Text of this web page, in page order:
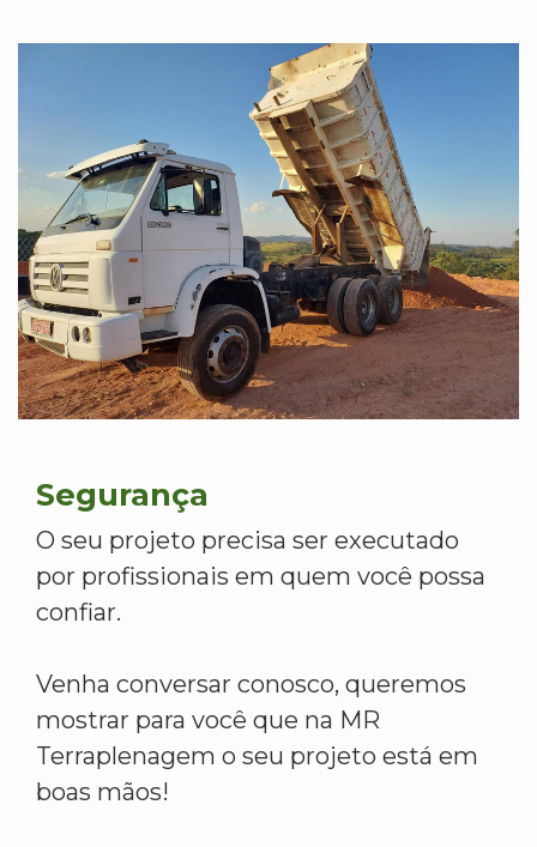
Segurança
O seu projeto precisa ser executado
por profissionais em quem você possa
confiar.
Venha conversar conosco, queremos
mostrar para você que na MR
Terraplenagem o seu projeto está em
boas mãos!